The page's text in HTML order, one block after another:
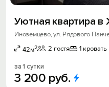
Уютная квартира
Иноземцево, ул. Рядового
42м2 2 гостя 1 кровать
за 1 сутки
3 200 руб.